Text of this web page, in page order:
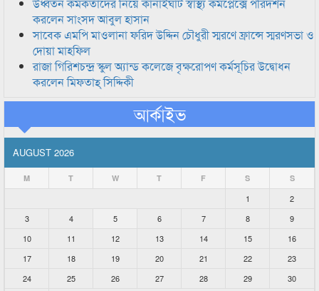
করলেন সাংসদ আবুল হাসান
সাবেক এমপি মাওলানা ফরিদ উদ্দিন চৌধুরী স্মরণে ফ্রান্সে স্মরণসভা ও
দোয়া মাহফিল
রাজা গিরিশচন্দ্র স্কুল অ্যান্ড কলেজে বৃক্ষরোপণ কর্মসূচির উদ্বোধন
করলেন মিফতাহ্ সিদ্দিকী
আর্কাইভ
AUGUST 2026
M T W T F S S
1
2
3
4 5 6 7 8
9
10
11 12 13 14 15
16
17
18 19 20 21 22
23
24
25 26 27 28 29 30